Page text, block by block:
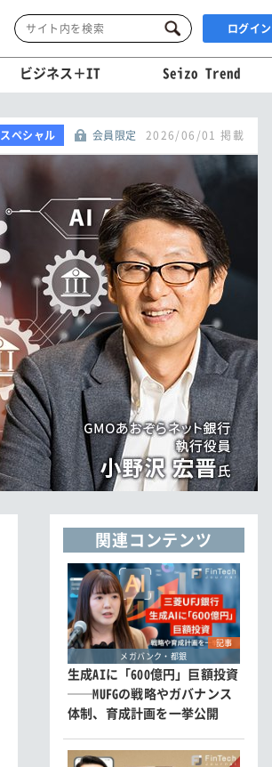
ログイン
ビジネス＋IT Seizo Trend
スペシャル 会員限定 2026/06/01 掲載
関連コンテンツ
記事
メガバンク・都銀
生成AIに「600億円」巨額投資
──MUFGの戦略やガバナンス
体制、育成計画を一挙公開